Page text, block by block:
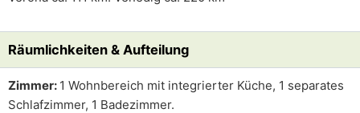
Räumlichkeiten & Aufteilung
Zimmer: 1 Wohnbereich mit integrierter Küche, 1 separates
Schlafzimmer, 1 Badezimmer.